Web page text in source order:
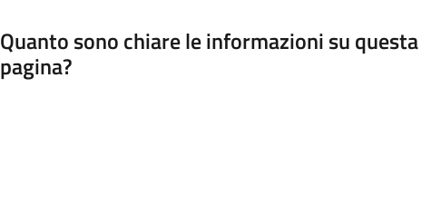
Quanto sono chiare le informazioni su questa
pagina?